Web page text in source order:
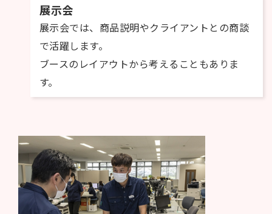
展示会
展示会では、商品説明やクライアントとの商談
で活躍します。
ブースのレイアウトから考えることもありま
す。